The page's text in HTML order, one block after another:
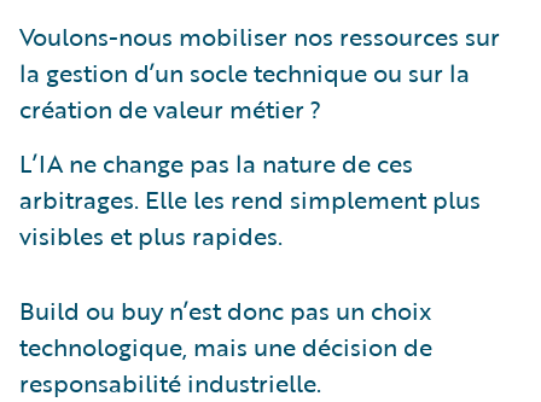
Voulons-nous mobiliser nos ressources sur
la gestion d’un socle technique ou sur la
création de valeur métier ?
L’IA ne change pas la nature de ces
arbitrages. Elle les rend simplement plus
visibles et plus rapides.
Build ou buy n’est donc pas un choix
technologique, mais une décision de
responsabilité industrielle.